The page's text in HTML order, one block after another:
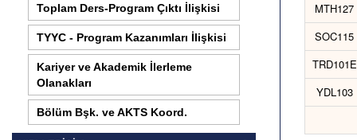
Toplam Ders-Program Çıktı İlişkisi
TYYC - Program Kazanımları İlişkisi
Kariyer ve Akademik İlerleme
Olanakları
Bölüm Bşk. ve AKTS Koord.
MTH127
SOC115
TRD101E
YDL103